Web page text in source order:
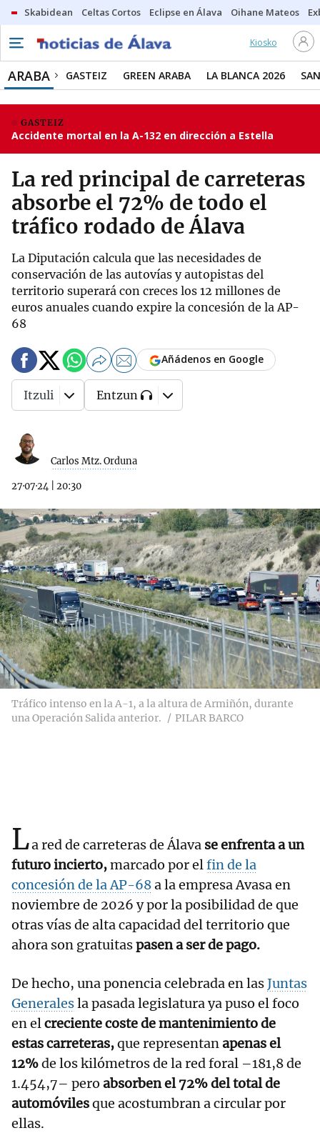
Skabidean Celtas Cortos Eclipse en Álava Oihane Mateos
Kiosko
ARABA GASTEIZ GREEN ARABA LA BLANCA 2026
GASTEIZ
Accidente mortal en la A-132 en dirección a Estella
La red principal de carreteras
absorbe el 72% de todo el
tráfico rodado de Álava
La Diputación calcula que las necesidades de
conservación de las autovías y autopistas del
territorio superará con creces los 12 millones de
euros anuales cuando expire la concesión de la AP-
68
Carlos Mtz. Orduna
27·07·24 20:30
Añádenos en Google
Itzuli Entzun
Tráfico intenso en la A-1, a la altura de Armiñón, durante
una Operación Salida anterior.
PILAR BARCO
La red de carreteras de Álava se enfrenta a un
futuro incierto,marcado por elfin de la
concesión de la AP-68a la empresa Avasa en
noviembre de 2026 y por la posibilidad de que
otras vías de alta capacidad del territorio que
ahora son gratuitaspasen a ser de pago.
De hecho, una ponencia celebrada en lasJuntas
Generalesla pasada legislatura ya puso el foco
en elcreciente coste de mantenimiento de
estas carreteras,que representanapenas el
12%de los kilómetros de la red foral –181,8 de
1.454,7– pero absorben el 72% del total de
automóvilesque acostumbran a circular por
ellas.